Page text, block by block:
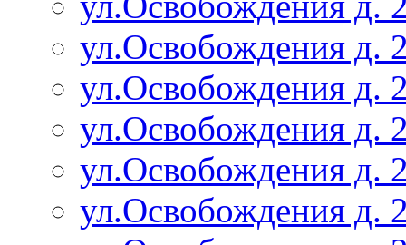
ул.Освобождения д.
ул.Освобождения д.
ул.Освобождения д.
ул.Освобождения д.
ул.Освобождения д.